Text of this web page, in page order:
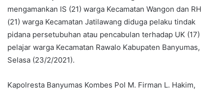
mengamankan IS (21) warga Kecamatan Wangon dan RH
(21) warga Kecamatan Jatilawang diduga pelaku tindak
pidana persetubuhan atau pencabulan terhadap UK (17)
pelajar warga Kecamatan Rawalo Kabupaten Banyumas,
Selasa (23/2/2021).
Kapolresta Banyumas Kombes Pol M. Firman L. Hakim,